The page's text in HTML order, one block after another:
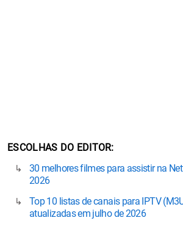
ESCOLHAS DO EDITOR
30 melhores filmes para assistir na
2026
Top 10 listas de canais para IPTV
atualizadas em julho de 2026